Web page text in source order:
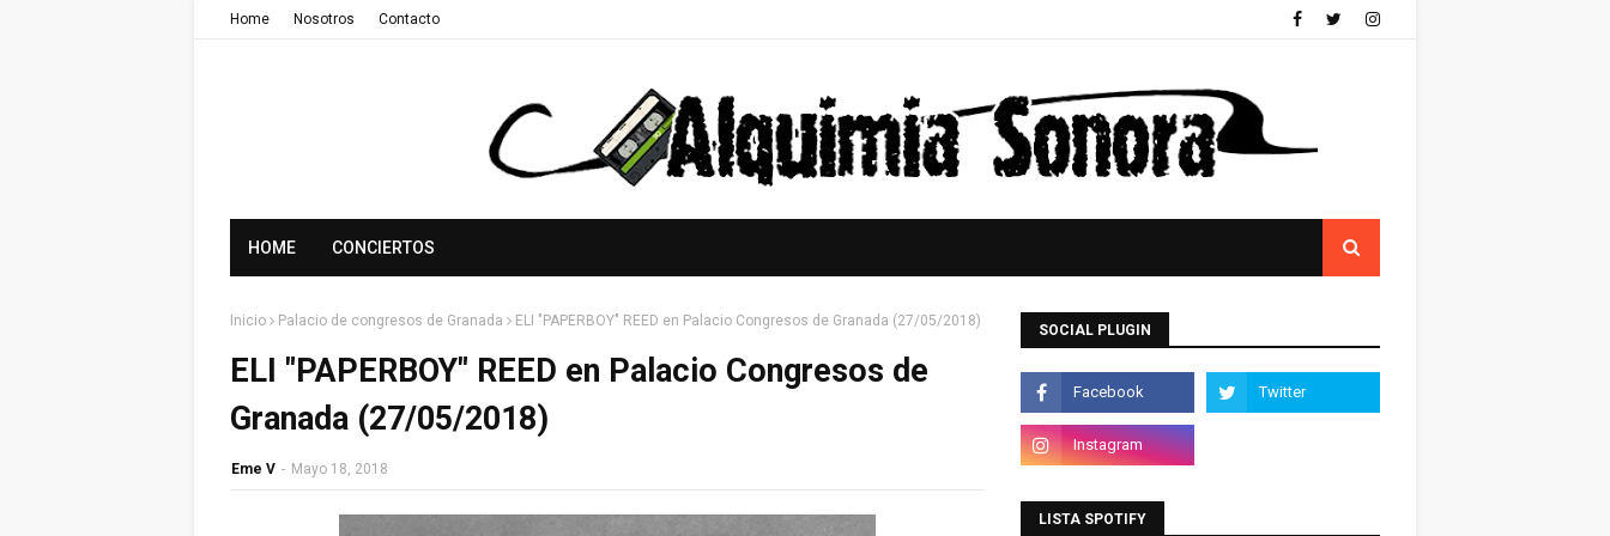
Home Nosotros Contacto
HOME CONCIERTOS
Inicio Palacio de congresos de Granada ELI "PAPERBOY" REED en Palacio Congresos de Granada (27/05/2018)
ELI "PAPERBOY" REED en Palacio Congresos de
Granada (27/05/2018)
Eme V - Mayo 18, 2018
SOCIAL PLUGIN
LISTA SPOTIFY